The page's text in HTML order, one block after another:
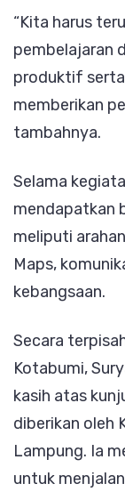
“Kita harus
pembelajaran
produktif serta
memberikan
tambahnya.
Selama
mendapatkan
meliputi
Maps,
kebangsaan.
Secara
Kotabumi,
kasih atas
diberikan oleh
Lampung. Ia
untuk